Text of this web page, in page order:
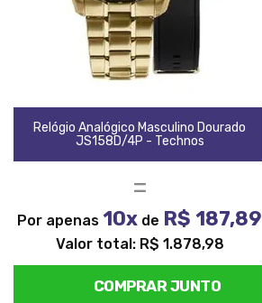
Relógio Analógico Masculino Dourado
JS158D/4P - Technos
=
Por apenas 10x de R$ 187,89
Valor total: R$ 1.878,98
COMPRAR JUNTO